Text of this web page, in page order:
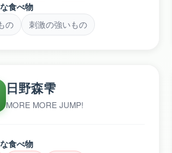
食べ物
の
刺激の強いもの
日野森雫
MORE MORE JUMP!
食べ物